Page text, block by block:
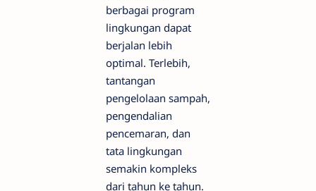
berbagai program
lingkungan dapat
berjalan lebih
optimal. Terlebih,
tantangan
pengelolaan sampah,
pengendalian
pencemaran, dan
tata lingkungan
semakin kompleks
dari tahun ke tahun.